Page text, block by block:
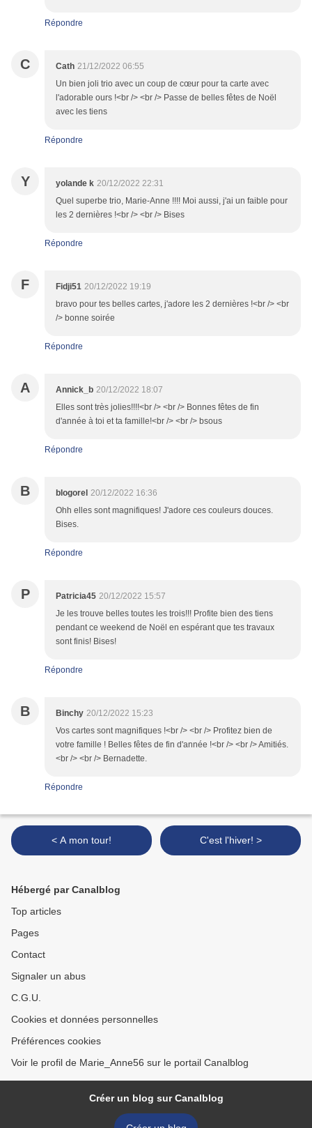
Répondre
C Cath 21/12/2022 06:55
Un bien joli trio avec un coup de cœur pour ta carte avec
l'adorable ours !<br /> <br /> Passe de belles fêtes de Noël
avec les tiens
Répondre
Y yolande k 20/12/2022 22:31
Quel superbe trio, Marie-Anne !!!! Moi aussi, j'ai un faible pour
les 2 dernières !<br /> <br /> Bises
Répondre
F Fidji51 20/12/2022 19:19
bravo pour tes belles cartes, j'adore les 2 dernières !<br /> <br
/> bonne soirée
Répondre
A Annick_b 20/12/2022 18:07
Elles sont très jolies!!!!<br /> <br /> Bonnes fêtes de fin
d'année à toi et ta famille!<br /> <br /> bsous
Répondre
B blogorel 20/12/2022 16:36
Ohh elles sont magnifiques! J'adore ces couleurs douces.
Bises.
Répondre
P Patricia45 20/12/2022 15:57
Je les trouve belles toutes les trois!!! Profite bien des tiens
pendant ce weekend de Noël en espérant que tes travaux
sont finis! Bises!
Répondre
B Binchy 20/12/2022 15:23
Vos cartes sont magnifiques !<br /> <br /> Profitez bien de
votre famille ! Belles fêtes de fin d'année !<br /> <br /> Amitiés.
<br /> <br /> Bernadette.
Répondre
< A mon tour! C'est l'hiver! >
Hébergé par Canalblog
Top articles
Pages
Contact
Signaler un abus
C.G.U.
Cookies et données personnelles
Préférences cookies
Voir le profil de Marie_Anne56 sur le portail Canalblog
Créer un blog sur Canalblog